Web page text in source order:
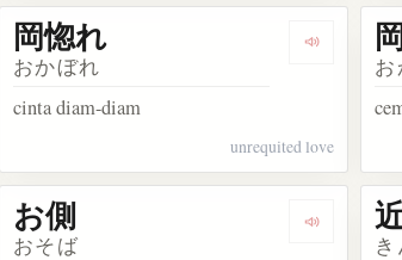
kosakata はた迷惑 Dengarkan
岡惚れ
おかぼれ
cinta diam-diam
unrequited love
お
kosakata 路傍 Dengarkan
お側
おそば き